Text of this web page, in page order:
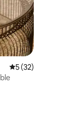
Évaluation
5 (32)